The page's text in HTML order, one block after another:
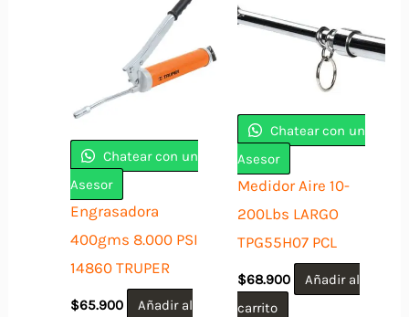
Chatear con un
Asesor
Engrasadora
400gms 8.000 PSI
14860 TRUPER
$65.900
Añadir al
Chatear con un
Asesor
Medidor Aire 10-
200Lbs LARGO
TPG55H07 PCL
$68.900
Añadir al
carrito